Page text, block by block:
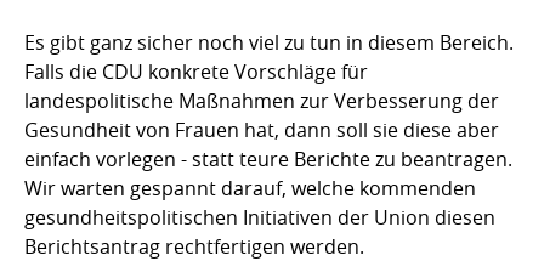
Es gibt ganz sicher noch viel zu tun in diesem Bereich.
Falls die CDU konkrete Vorschläge für
landespolitische Maßnahmen zur Verbesserung der
Gesundheit von Frauen hat, dann soll sie diese aber
einfach vorlegen - statt teure Berichte zu beantragen.
Wir warten gespannt darauf, welche kommenden
gesundheitspolitischen Initiativen der Union diesen
Berichtsantrag rechtfertigen werden.